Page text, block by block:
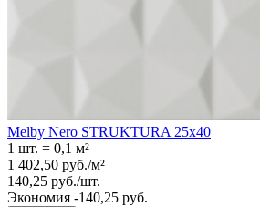
Melby Nero STRUKTURA 25x40
1 шт. = 0,1 м²
1 402,50 руб./м²
140,25 руб./шт.
Экономия -140,25 руб.